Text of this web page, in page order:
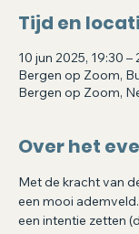
Tijd en
10 jun 2025, 19:30 –
Bergen op Zoom,
Bergen op Zoom,
Over het
Met de kracht van
een mooi
een intentie zetten